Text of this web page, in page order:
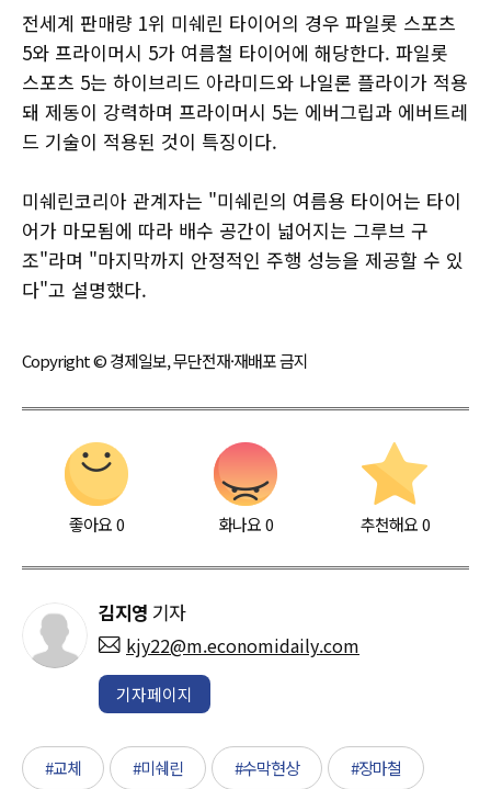
전세계 판매량 1위 미쉐린 타이어의 경우 파일롯 스포츠
5와 프라이머시 5가 여름철 타이어에 해당한다. 파일롯
스포츠 5는 하이브리드 아라미드와 나일론 플라이가 적용
돼 제동이 강력하며 프라이머시 5는 에버그립과 에버트레
드 기술이 적용된 것이 특징이다.
미쉐린코리아 관계자는 "미쉐린의 여름용 타이어는 타이
어가 마모됨에 따라 배수 공간이 넓어지는 그루브 구
조"라며 "마지막까지 안정적인 주행 성능을 제공할 수 있
다"고 설명했다.
Copyright © 경제일보, 무단전재·재배포 금지
좋아요0 화나요0 추천해요 0
김지영 기자
kjy22@m.economidaily.com
기자페이지
#교체 #미쉐린 #수막현상 #장마철